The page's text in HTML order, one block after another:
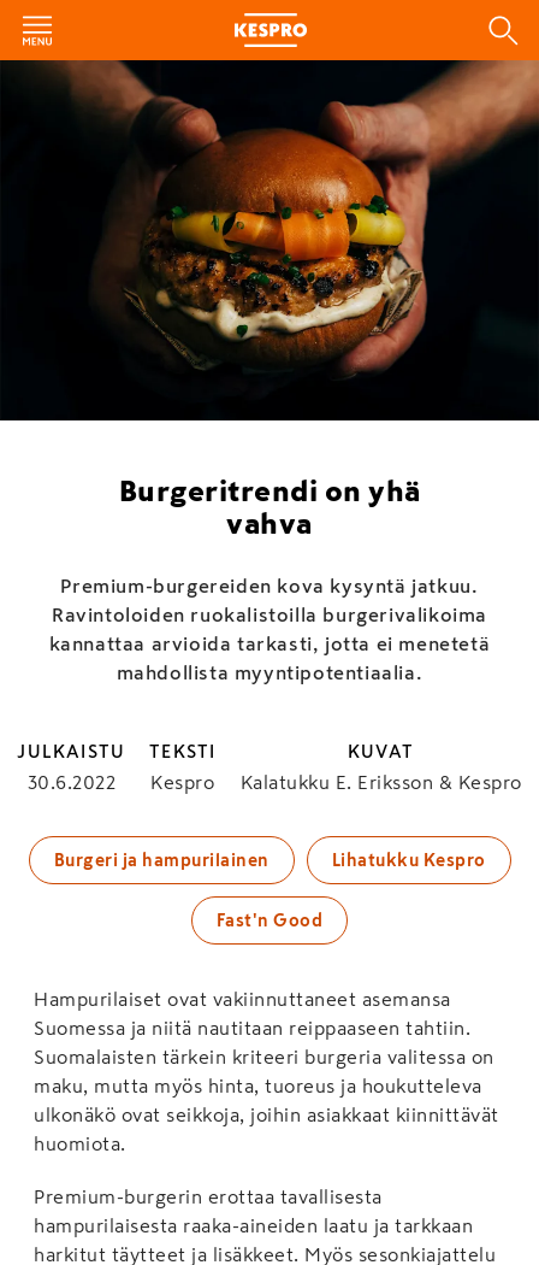
Burgeritrendi on yhä
vahva
Premium-burgereiden kova kysyntä jatkuu.
Ravintoloiden ruokalistoilla burgerivalikoima
kannattaa arvioida tarkasti, jotta ei menetetä
mahdollista myyntipotentiaalia.
JULKAISTU
30.6.2022
TEKSTI
Kespro
KUVAT
Kalatukku E. Eriksson & Kespro
Burgeri ja hampurilainen Lihatukku Kespro
Fast'n Good
Hampurilaiset ovat vakiinnuttaneet asemansa
Suomessa ja niitä nautitaan reippaaseen tahtiin.
Suomalaisten tärkein kriteeri burgeria valitessa on
maku, mutta myös hinta, tuoreus ja houkutteleva
ulkonäkö ovat seikkoja, joihin asiakkaat kiinnittävät
huomiota.
Premium-burgerin erottaa tavallisesta
hampurilaisesta raaka-aineiden laatu ja tarkkaan
harkitut täytteet ja lisäkkeet. Myös sesonkiajattelu